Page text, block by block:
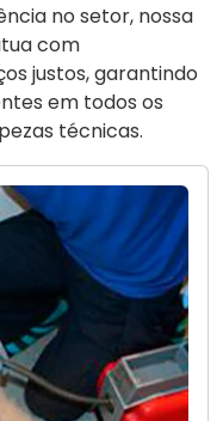
no setor, nossa
com
justos, garantindo
em todos os
técnicas.